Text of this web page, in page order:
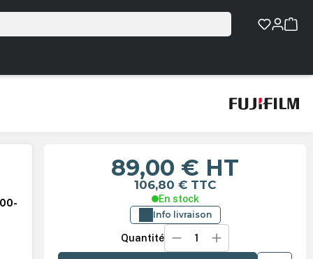
89,00 € HT
106,80 € TTC
En stock
Info livraison
Quantité